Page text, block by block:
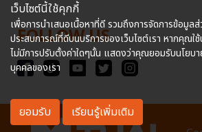
FOLLOW US
เว็บไซต์นี้ใช้คุกกี้
เพื่อการนำเสนอเนื้อหาที่ดี รวมถึงการจัดการข้อมูล
ประสบการณ์ที่ดีบนบริการของเว็บไซต์เรา หากคุณใ
ไม่มีการปรับตั้งค่าใดๆนั้น แสดงว่าคุณยอมรับนโยบ
บุคคลของเรา
ยอมรับ เรียนรู้เพิ่มเติม